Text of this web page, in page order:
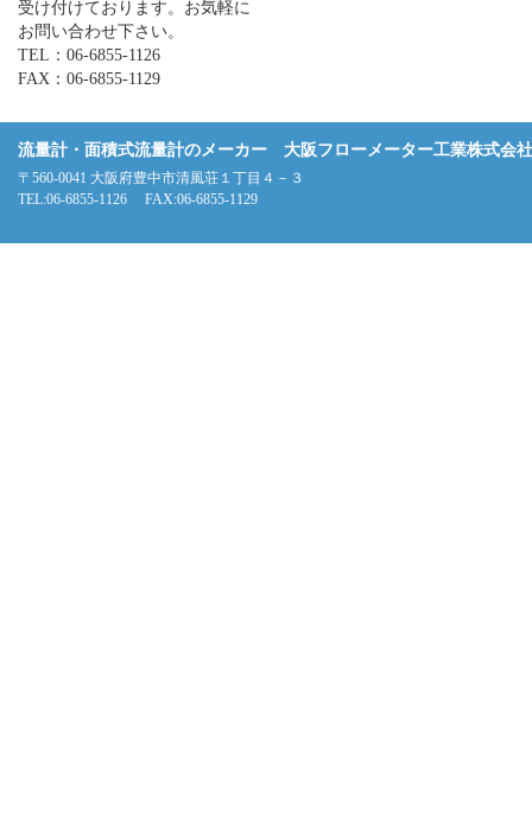
受け付けております。お気軽に
お問い合わせ下さい。
TEL：06-6855-1126
FAX：06-6855-1129
流量計・面積式流量計のメーカー 大阪フローメーター工業株式会社
〒560-0041 大阪府豊中市清風荘１丁目４－３
TEL:06-6855-1126 FAX:06-6855-1129